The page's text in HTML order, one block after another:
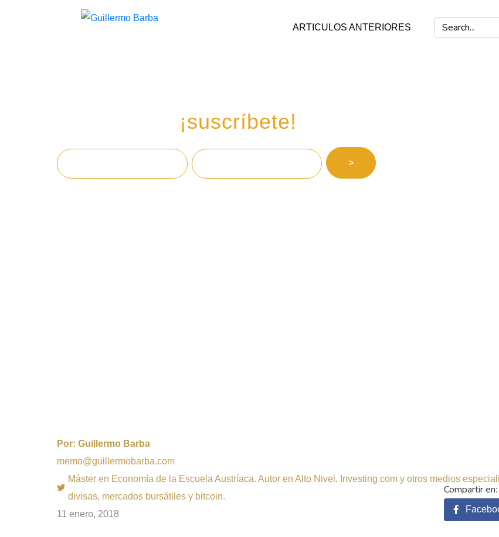
ARTICULOS ANTERIORES
¡suscríbete!
>
Por: Guillermo Barba
memo@guillermobarba.com
Máster en Economía de la Escuela Austríaca. Autor en Alto Nivel, Investing.com y otros medios
divisas, mercados bursátiles y bitcoin.
11 enero, 2018